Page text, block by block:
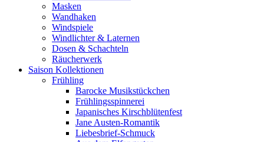
Masken
Wandhaken
Windspiele
Windlichter & Laternen
Dosen & Schachteln
Räucherwerk
Saison Kollektionen
Frühling
Barocke Musikstückchen
Frühlingsspinnerei
Japanisches Kirschblütenfest
Jane Austen-Romantik
Liebesbrief-Schmuck